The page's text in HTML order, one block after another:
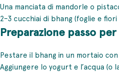
Una manciata di mandorle o
2–3 cucchiai di bhang (foglie e
Preparazione passo per
Pestare il bhang in un mortaio
Aggiungere lo yogurt e l’acqua